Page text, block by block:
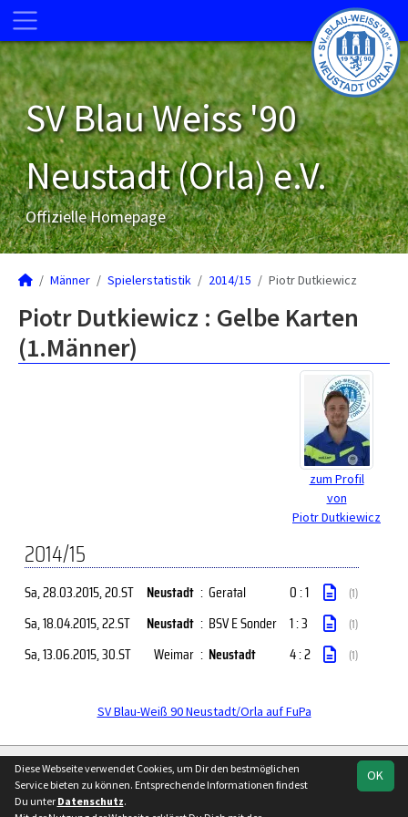
SV Blau Weiss '90
Neustadt (Orla) e.V.
Offizielle Homepage
Männer Spielerstatistik 2014/15 Piotr Dutkiewicz
Piotr Dutkiewicz : Gelbe Karten
(1.Männer)
zum Profil
von
Piotr Dutkiewicz
2014/15
Sa, 28.03.2015, 20.ST Neustadt : Geratal 0 : 1 (1)
Sa, 18.04.2015, 22.ST Neustadt : BSV E Sonder 1 : 3 (1)
Sa, 13.06.2015, 30.ST Weimar : Neustadt 4 : 2 (1)
SV Blau-Weiß 90 Neustadt/Orla auf FuPa
soccero.de
Besucherstatistik
OK
Diese Webseite verwendet Cookies, um Dir den bestmöglichen
Service bieten zu können. Entsprechende Informationen findest
Du unter Datenschutz.